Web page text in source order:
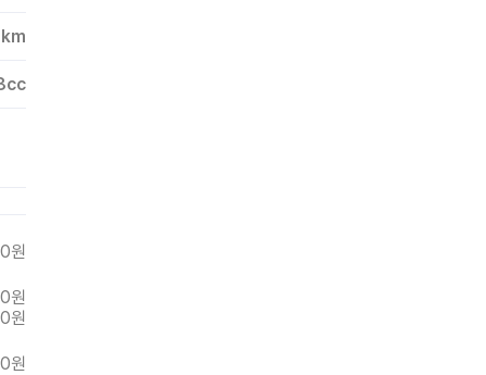
km
cc
원
원
원
0원